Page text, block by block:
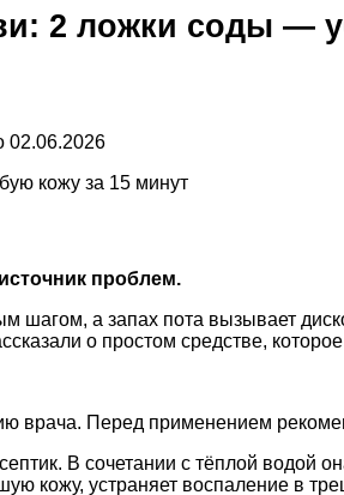
2 ложки соды —
02.06.2026
проблем.
шагом, а запах пота вызывает
о простом средстве,
врача. Перед применением
В сочетании с тёплой водой
кожу, устраняет воспаление в